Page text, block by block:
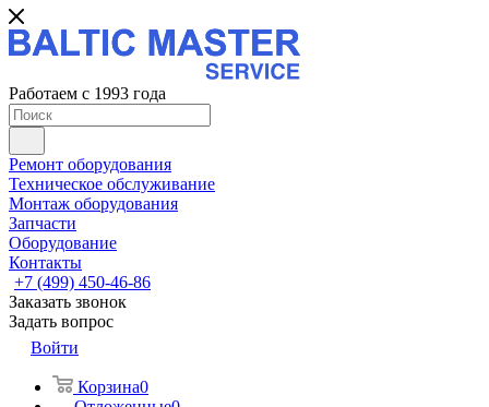
Работаем с 1993 года
Ремонт оборудования
Техническое обслуживание
Монтаж оборудования
Запчасти
Оборудование
Контакты
+7 (499) 450-46-86
Заказать звонок
Задать вопрос
Войти
Корзина0